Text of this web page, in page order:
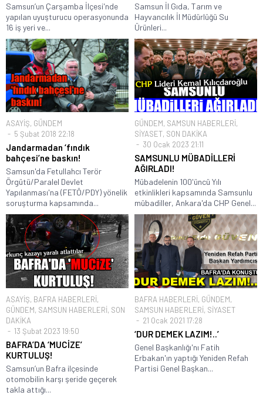
Samsun’un Çarşamba İlçesi'nde
yapılan uyuşturucu operasyonunda
16 iş yeri ve...
Samsun İl Gıda, Tarım ve
Hayvancılık İl Müdürlüğü Su
Ürünleri...
ASAYİŞ, GÜNDEM
5 Şubat 2018 22:18
Jandarmadan ‘fındık
bahçesi’ne baskın!
Samsun'da Fetullahcı Terör
Örgütü/Paralel Devlet
Yapılanması'na (FETÖ/PDY) yönelik
soruşturma kapsamında...
GÜNDEM, SAMSUN HABERLERİ,
SİYASET, SON DAKİKA
30 Ocak 2023 21:11
SAMSUNLU MÜBADİLLERİ
AĞIRLADI!
Mübadelenin 100'üncü Yılı
etkinlikleri kapsamında Samsunlu
mübadiller, Ankara'da CHP Genel...
ASAYİŞ, BAFRA HABERLERİ,
GÜNDEM, SAMSUN HABERLERİ, SON
DAKİKA
13 Şubat 2023 19:50
BAFRA’DA ‘MUCİZE’
KURTULUŞ!
Samsun’un Bafra ilçesinde
otomobilin karşı şeride geçerek
takla attığı...
BAFRA HABERLERİ, GÜNDEM,
SAMSUN HABERLERİ, SİYASET
21 Ocak 2021 17:28
‘DUR DEMEK LAZIM!..’
Genel Başkanlığı'nı Fatih
Erbakan'ın yaptığı Yeniden Refah
Partisi Genel Başkan...